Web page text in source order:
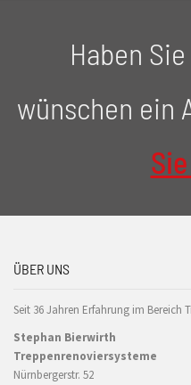
Haben
wünschen ein
ÜBER UNS
Seit 36 Jahren Erfahrung im Bereich
Stephan Bierwirth
Treppenrenoviersysteme
Nürnbergerstr. 52